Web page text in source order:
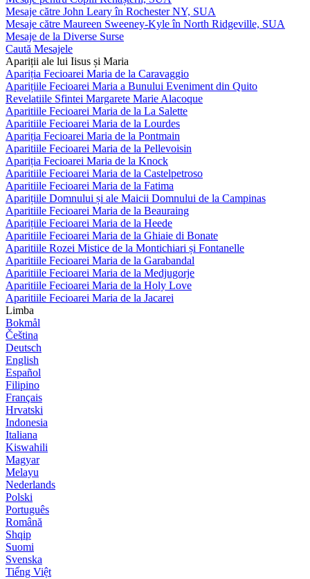
Mesaje către John Leary în Rochester NY, SUA
Mesaje către Maureen Sweeney-Kyle în North Ridgeville, SUA
Mesaje de la Diverse Surse
Caută Mesajele
Apariții ale lui Iisus și Maria
Apariția Fecioarei Maria de la Caravaggio
Aparițiile Fecioarei Maria a Bunului Eveniment din Quito
Revelatiile Sfintei Margarete Marie Alacoque
Aparitiile Fecioarei Maria de la La Salette
Aparitiile Fecioarei Maria de la Lourdes
Apariția Fecioarei Maria de la Pontmain
Aparitiile Fecioarei Maria de la Pellevoisin
Apariția Fecioarei Maria de la Knock
Aparitiile Fecioarei Maria de la Castelpetroso
Aparitiile Fecioarei Maria de la Fatima
Aparițiile Domnului și ale Maicii Domnului de la Campinas
Aparitiile Fecioarei Maria de la Beauraing
Aparițiile Fecioarei Maria de la Heede
Aparitiile Fecioarei Maria de la Ghiaie di Bonate
Aparitiile Rozei Mistice de la Montichiari și Fontanelle
Aparitiile Fecioarei Maria de la Garabandal
Aparitiile Fecioarei Maria de la Medjugorje
Aparitiile Fecioarei Maria de la Holy Love
Aparitiile Fecioarei Maria de la Jacarei
Limba
Bokmål
Čeština
Deutsch
English
Español
Filipino
Français
Hrvatski
Indonesia
Italiana
Kiswahili
Magyar
Melayu
Nederlands
Polski
Português
Română
Shqip
Suomi
Svenska
Tiếng Việt